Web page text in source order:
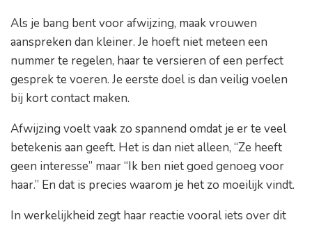
Als je bang bent voor afwijzing, maak vrouwen
aanspreken dan kleiner. Je hoeft niet meteen een
nummer te regelen, haar te versieren of een perfect
gesprek te voeren. Je eerste doel is dan veilig voelen
bij kort contact maken.
Afwijzing voelt vaak zo spannend omdat je er te veel
betekenis aan geeft. Het is dan niet alleen, “Ze heeft
geen interesse” maar“Ik ben niet goed genoeg voor
haar.” En dat is precies waarom je het zo moeilijk vindt.
In werkelijkheid zegt haar reactie vooral iets over dit